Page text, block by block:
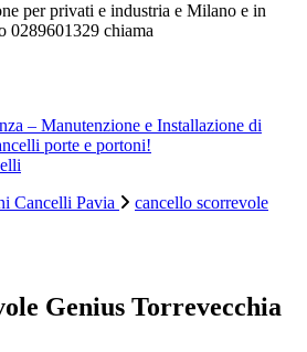
per privati e industria e Milano e in
0289601329 chiama
– Manutenzione e Installazione di
porte e portoni!
Cancelli Pavia
cancello scorrevole
Genius Torrevecchia